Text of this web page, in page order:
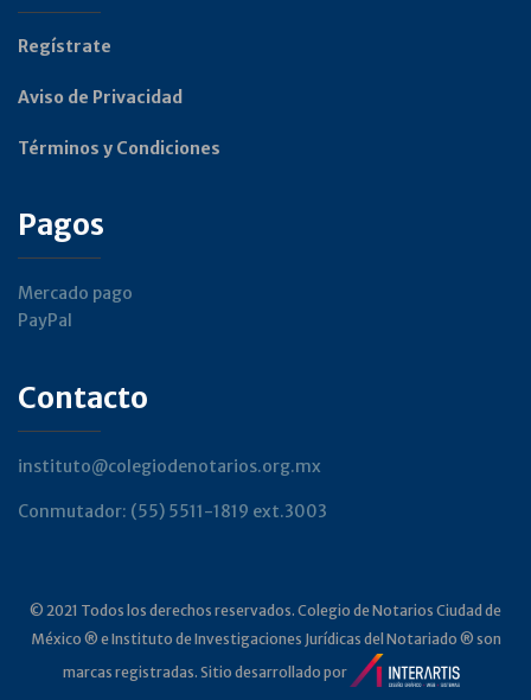
Regístrate
Aviso de Privacidad
Términos y Condiciones
Pagos
Mercado pago
PayPal
Contacto
instituto@colegiodenotarios.org.mx
Conmutador: (55) 5511-1819 ext.3003
© 2021 Todos los derechos reservados. Colegio de Notarios Ciudad de
México ® e Instituto de Investigaciones Jurídicas del Notariado ® son
marcas registradas. Sitio desarrollado por